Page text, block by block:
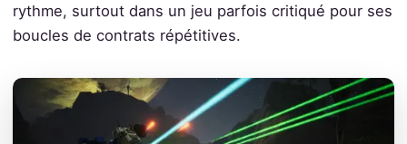
rythme, surtout dans un jeu parfois critiqué pour ses
boucles de contrats répétitives.